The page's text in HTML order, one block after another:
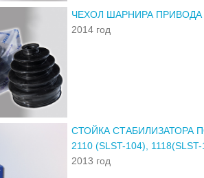
ЧЕХОЛ ШАРНИРА
2014 год
СТОЙКА СТАБИЛИЗАТОРА
2110 (SLST-104),
2013 год